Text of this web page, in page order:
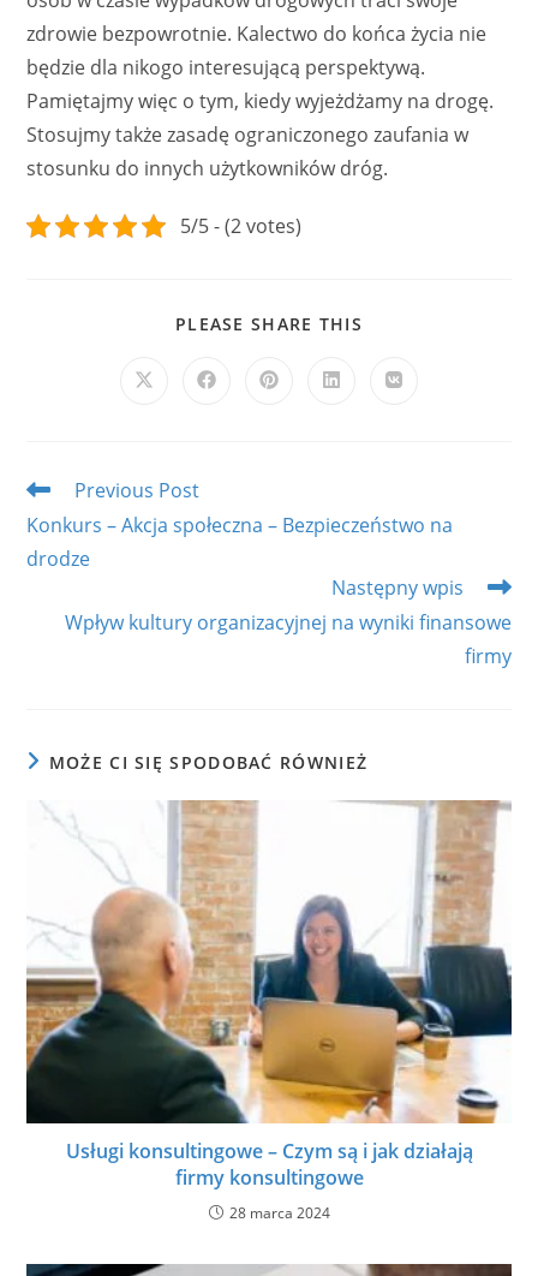
zdrowie bezpowrotnie. Kalectwo do końca życia nie
będzie dla nikogo interesującą perspektywą.
Pamiętajmy więc o tym, kiedy wyjeżdżamy na drogę.
Stosujmy także zasadę ograniczonego zaufania w
stosunku do innych użytkowników dróg.
5/5 - (2 votes)
PLEASE SHARE THIS
Opens
Opens Opens Opens Opens
Read
articles
Previous Post
Konkurs – Akcja społeczna – Bezpieczeństwo na
drodze
Następny wpis
Wpływ kultury organizacyjnej na wyniki finansowe
firmy
MOŻE CI SIĘ SPODOBAĆ RÓWNIEŻ
Usługi konsultingowe – Czym są i jak działają
firmy konsultingowe
28 marca 2024